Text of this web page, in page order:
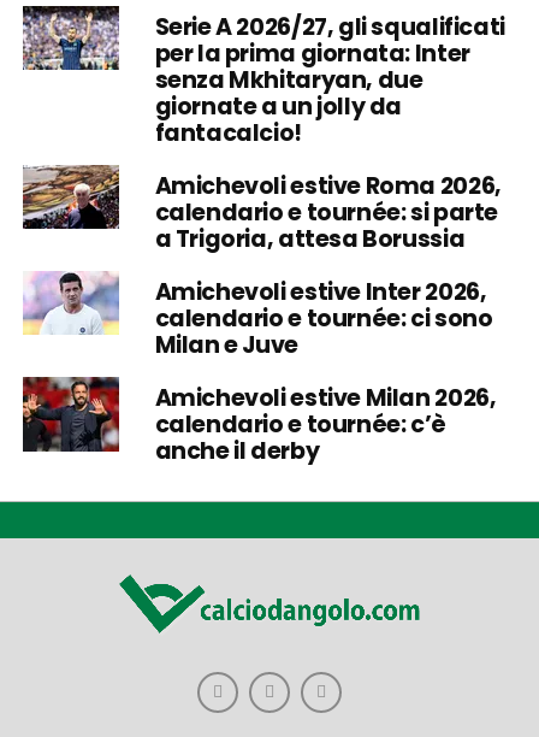
Serie A 2026/27, gli squalificati
per la prima giornata: Inter
senza Mkhitaryan, due
giornate a un jolly da
fantacalcio!
Amichevoli estive Roma 2026,
calendario e tournée: si parte
a Trigoria, attesa Borussia
Amichevoli estive Inter 2026,
calendario e tournée: ci sono
Milan e Juve
Amichevoli estive Milan 2026,
calendario e tournée: c’è
anche il derby